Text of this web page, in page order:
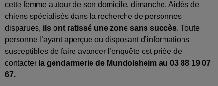
cette femme autour de son domicile, dimanche. Aidés de
chiens spécialisés dans la recherche de personnes
disparues, ils ont ratissé une zone sans succès. Toute
personne l’ayant aperçue ou disposant d’informations
susceptibles de faire avancer l’enquête est priée de
contacter la gendarmerie de Mundolsheim au 03 88 19 07
67.